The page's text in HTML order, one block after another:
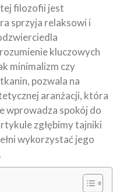
filozofii jest
sprzyja relaksowi i
kluczowych
minimalizm czy
pozwala na
aranżacji, która
wprowadza spokój do
zgłębimy tajniki
wykorzystać jego